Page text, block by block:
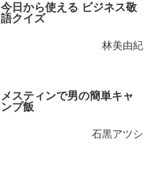
今日から使える ビジネス敬
語クイズ
林美由紀
メスティンで男の簡単キャ
ンプ飯
石黒アツシ